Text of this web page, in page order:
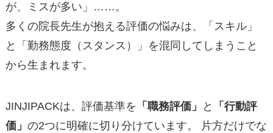
が、ミスが多い」……。
多くの院長先生が抱える評価の悩みは、「スキル」
と「勤務態度（スタンス）」を混同してしまうこと
から生まれます。
JINJIPACKは、評価基準を 「職務評価」 と
「行動評
価」 の2つに明確に切り分けています。 片方だけでな